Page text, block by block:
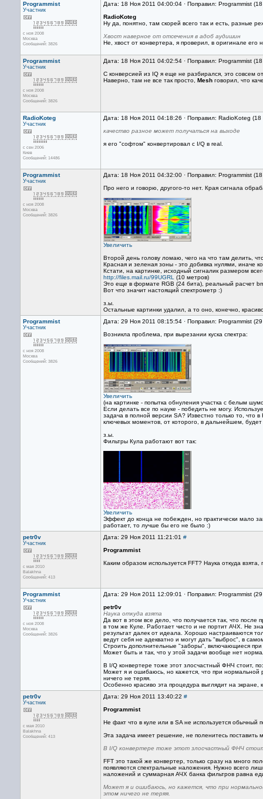
Programmist
Участник
с ноя 2008
Москва
Сообщений: 3826
Дата: 18 Ноя 2011 04:00:04 · Поправил: Programmist
RadioKoteg
Ну да, понятно, там скорей всего так и есть, разные
Хвост наверное от отсечения в адоб аудишин
Не, хвост от конвертера, я проверил, в оригинале его
Programmist
Участник
с ноя 2008
Москва
Сообщений: 3826
Дата: 18 Ноя 2011 04:02:54 · Поправил: Programmist
С конверсией из IQ я еще не разбирался, это совсем
Наверно, там не все так просто, Mesh говорил, что
RadioKoteg
Участник
с сен 2006
Киев
Сообщений: 14486
Дата: 18 Ноя 2011 04:18:26 · Поправил: RadioKoteg
качество разное может получаться на выходе
я его "софтом" конвертировал с I/Q в real.
Programmist
Участник
с ноя 2008
Москва
Сообщений: 3826
Дата: 18 Ноя 2011 04:32:00 · Поправил: Programmist
Про него и говорю, другого-то нет. Края сигнала
Увеличить
Второй день голову ломаю, чего на что там делить,
Красная и зеленая зоны - это добивка нулями, иначе
Кстати, на картинке, исходный сигналик размером
http://files.mail.ru/99UGRL
(10 метров)
Это еще в формате RGB (24 бита), реальный расчет
Вот что значит настоящий спектрометр :)
з.ы.
Остальные картинки удалил, а то оно, конечно,
Programmist
Участник
с ноя 2008
Москва
Сообщений: 3826
Дата: 29 Ноя 2011 08:15:54 · Поправил: Programmist
Возникла проблема, при вырезании куска спектра:
Увеличить
(на картинке - попытка обнуления участка с белым
Если делать все по науке - победить не могу.
задача в полной версии SA? Известно только то, что
ключевых моментов, от которого, в дальнейшем, будет
з.ы.
Фильтры Кула работают вот так:
Увеличить
Эффект до конца не побежден, но практически мало
работает, то лучше бы его не было :)
petr0v
Участник
с мая 2010
Balakhna
Сообщений: 413
Дата: 29 Ноя 2011 11:21:01 #
Programmist
Каким образом используется FFT? Наука откуда взята,
Programmist
Участник
с ноя 2008
Москва
Сообщений: 3826
Дата: 29 Ноя 2011 12:09:01 · Поправил: Programmist
petr0v
Наука откуда взята
Да вот в этом все дело, что получается так, что
в том же Куле. Работает чисто и не портит АЧХ. Не
результат далек от идеала. Хорошо настраиваются
ведут себя не адекватно и могут дать "выброс", в
Строить дополнительные "заборы", включающиеся
Может быть и так, что у этой задачи вообще нет
В I/Q конвертере тоже этот злосчастный ФНЧ стоит,
Может я и ошибаюсь, но кажется, что при нормальной
ничего не теряя.
Особенно красиво эта процедура выглядит на экране,
petr0v
Участник
с мая 2010
Balakhna
Сообщений: 413
Дата: 29 Ноя 2011 13:40:22 #
Programmist
Не факт что в куле или в SA не используется
Эта задача имеет решение, не поленитесь поставить
В I/Q конвертере тоже этот злосчастный ФНЧ
FFT это такой же конвертер, только сразу на много
появляются спектральные наложения. Нужно всего
наложений и суммарная АЧХ банка фильтров равна
Может я и ошибаюсь, но кажется, что при
этом ничего не теряя.